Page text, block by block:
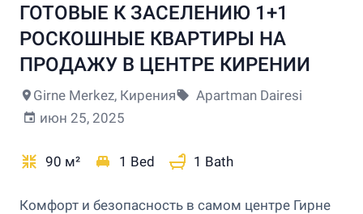
+2
ГОТОВЫЕ К ЗАСЕЛЕНИЮ 1+1
РОСКОШНЫЕ КВАРТИРЫ НА
ПРОДАЖУ В ЦЕНТРЕ КИРЕНИИ
Girne Merkez, Кирения
Apartman Dairesi
июн 25, 2025
90 м² 1 Bed 1 Bath
Комфорт и безопасность в самом центре Гирне